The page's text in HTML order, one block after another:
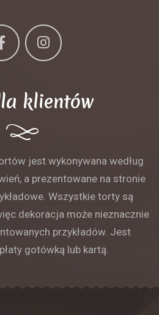
klientów
jest wykonywana według
a prezentowane na stronie
Wszystkie torty są
dekoracja może nieznacznie
przykładów. Jest
gotówką lub kartą.